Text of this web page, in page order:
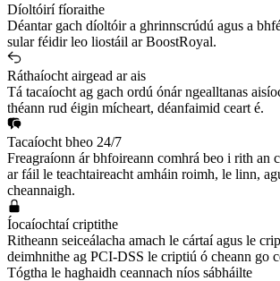
Díoltóirí fíoraithe
Déantar gach díoltóir a ghrinnscrúdú agus a
sular féidir leo liostáil ar BoostRoyal.
Ráthaíocht airgead ar ais
Tá tacaíocht ag gach ordú ónár ngealltanas
théann rud éigin mícheart, déanfaimid ceart é.
Tacaíocht bheo 24/7
Freagraíonn ár bhfoireann comhrá beo i rith
ar fáil le teachtaireacht amháin roimh, le linn,
cheannaigh.
Íocaíochtaí criptithe
Ritheann seiceálacha amach le cártaí agus le
deimhnithe ag PCI-DSS le criptiú ó cheann go
Tógtha le haghaidh ceannach níos sábháilte